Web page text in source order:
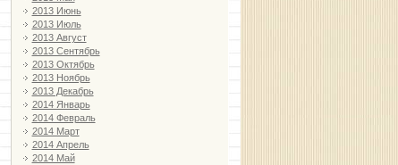
2013 Июнь
2013 Июль
2013 Август
2013 Сентябрь
2013 Октябрь
2013 Ноябрь
2013 Декабрь
2014 Январь
2014 Февраль
2014 Март
2014 Апрель
2014 Май